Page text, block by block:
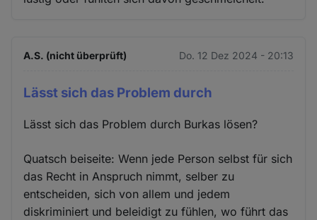
A.S. (nicht überprüft) Do. 12 Dez 2024 - 20:13
Lässt sich das Problem durch
Lässt sich das Problem durch Burkas lösen?
Quatsch beiseite: Wenn jede Person selbst für sich
das Recht in Anspruch nimmt, selber zu
entscheiden, sich von allem und jedem
diskriminiert und beleidigt zu fühlen, wo führt das